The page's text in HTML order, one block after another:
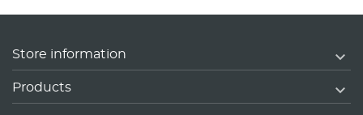
Store information 
Products 